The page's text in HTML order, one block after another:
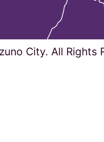
City. All Rights